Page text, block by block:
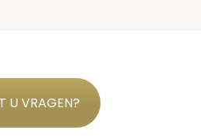
U VRAGEN?